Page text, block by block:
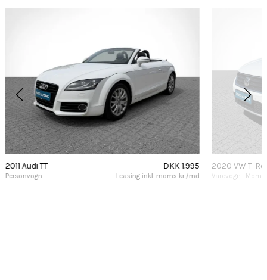
2011 Audi TT
Personvogn
DKK 1.995
Leasing inkl. moms kr./md
2020 VW T-
Varevogn +Moms